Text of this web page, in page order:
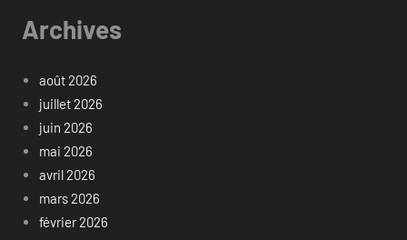
Archives
août 2026
juillet 2026
juin 2026
mai 2026
avril 2026
mars 2026
février 2026